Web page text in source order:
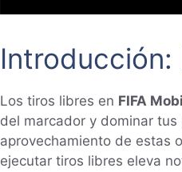
Introducción:
Los tiros libres en FIFA
del marcador y dominar
aprovechamiento de estas
ejecutar tiros libres eleva